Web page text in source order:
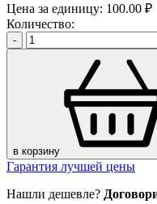
Цена за единицу: 100.00 ₽
Количество:
-
в корзину
Гарантия лучшей цены
Нашли дешевле?